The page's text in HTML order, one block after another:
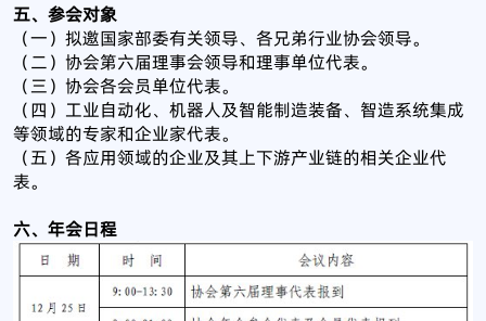
五、参会对象
（一）拟邀国家部委有关领导、各兄弟行业协会领导。
（二）协会第六届理事会领导和理事单位代表。
（三）协会各会员单位代表。
（四）工业自动化、机器人及智能制造装备、智造系统集成
等领域的专家和企业家代表。
（五）各应用领域的企业及其上下游产业链的相关企业代
表。
六、年会日程